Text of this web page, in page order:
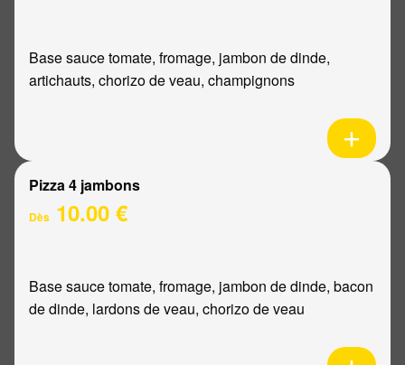
Base sauce tomate, fromage, jambon de dinde,
artichauts, chorizo de veau, champignons
Pizza 4 jambons
Dès 10.00 €
Base sauce tomate, fromage, jambon de dinde, bacon
de dinde, lardons de veau, chorizo de veau